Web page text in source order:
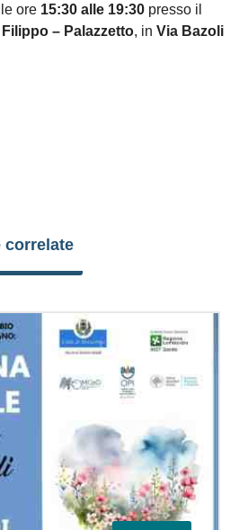
ore 15:30 alle 19:30 presso il
– Palazzetto, in Via Bazoli
correlate